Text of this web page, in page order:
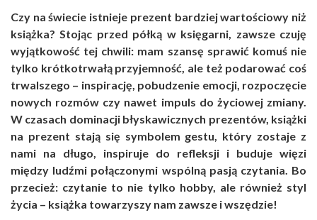
Czy na świecie istnieje prezent bardziej wartościowy niż
książka? Stojąc przed półką w księgarni, zawsze czuję
wyjątkowość tej chwili: mam szansę sprawić komuś nie
tylko krótkotrwałą przyjemność, ale też podarować coś
trwalszego – inspirację, pobudzenie emocji, rozpoczęcie
nowych rozmów czy nawet impuls do życiowej zmiany.
W czasach dominacji błyskawicznych prezentów, książki
na prezent stają się symbolem gestu, który zostaje z
nami na długo, inspiruje do refleksji i buduje więzi
między ludźmi połączonymi wspólną pasją czytania. Bo
przecież: czytanie to nie tylko hobby, ale również styl
życia – książka towarzyszy nam zawsze i wszędzie!